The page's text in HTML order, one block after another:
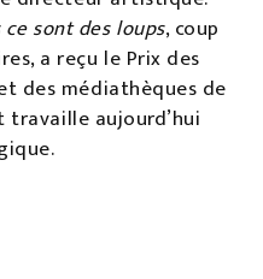
ce sont des loups, coup
a reçu le Prix des
des médiathèques de
travaille aujourd’hui